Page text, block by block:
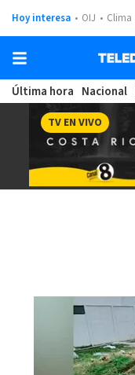
Hoy interesa OIJ Clima
Última hora Nacional
TV EN VIVO